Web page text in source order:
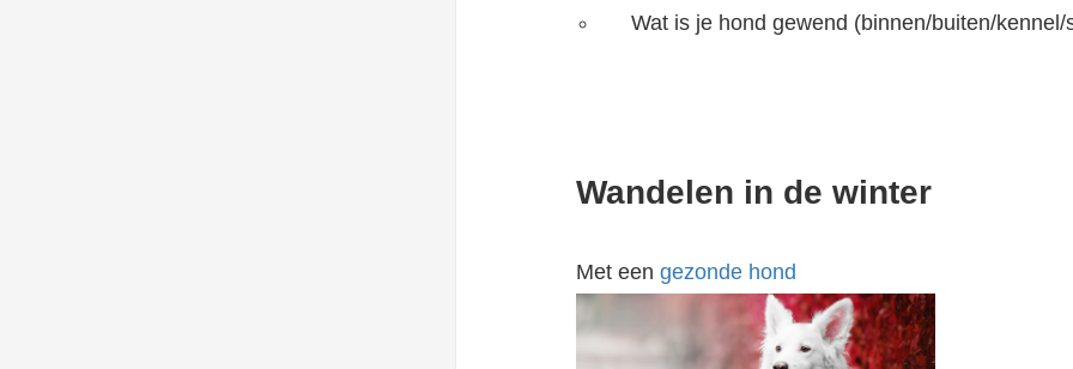
Wat is je hond gewend (binnen/buiten/kennel/
Wandelen in de winter
Met een gezonde hond